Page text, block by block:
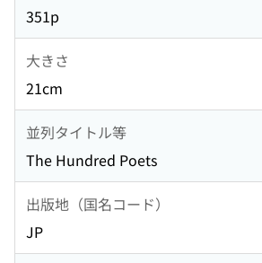
351p
大きさ
21cm
並列タイトル等
The Hundred Poets
出版地（国名コード）
JP